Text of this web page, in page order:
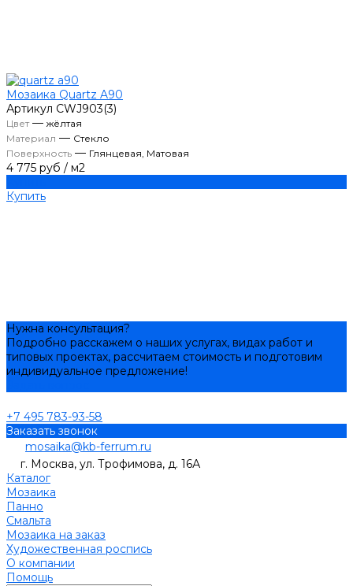
Мозаика Quartz A90
Артикул CWJ903(3)
Цвет— жёлтая
Материал — Стекло
Поверхность — Глянцевая, Матовая
4 775 руб / м2
Купить
Нужна консультация?
Подробно расскажем о наших услугах, видах работ и
типовых проектах, рассчитаем стоимость и подготовим
индивидуальное предложение!
+7 495 783-93-58
Заказать звонок
mosaika@kb-ferrum.ru
г. Москва, ул. Трофимова, д. 16А
Каталог
Мозаика
Панно
Смальта
Мозаика на заказ
Художественная роспись
О компании
Помощь